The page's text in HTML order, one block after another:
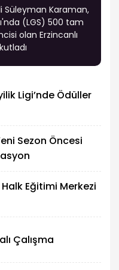
Süleyman Karaman,
(LGS) 500 tam
olan Erzincanlı
Ligi’nde Ödüller
Sezon Öncesi
Eğitimi Merkezi
Çalışma